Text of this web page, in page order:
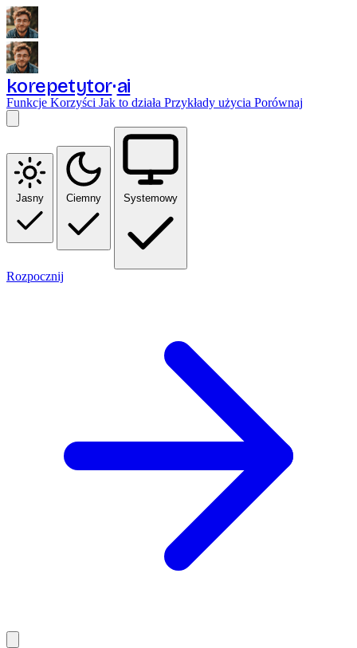
korepetytor ai
Funkcje Korzyści Jak to działa Przykłady użycia Porównaj
Jasny Ciemny Systemowy
Rozpocznij